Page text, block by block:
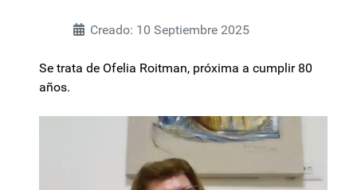
Creado: 10 Septiembre 2025
Se trata de Ofelia Roitman, próxima a cumplir 80
años.